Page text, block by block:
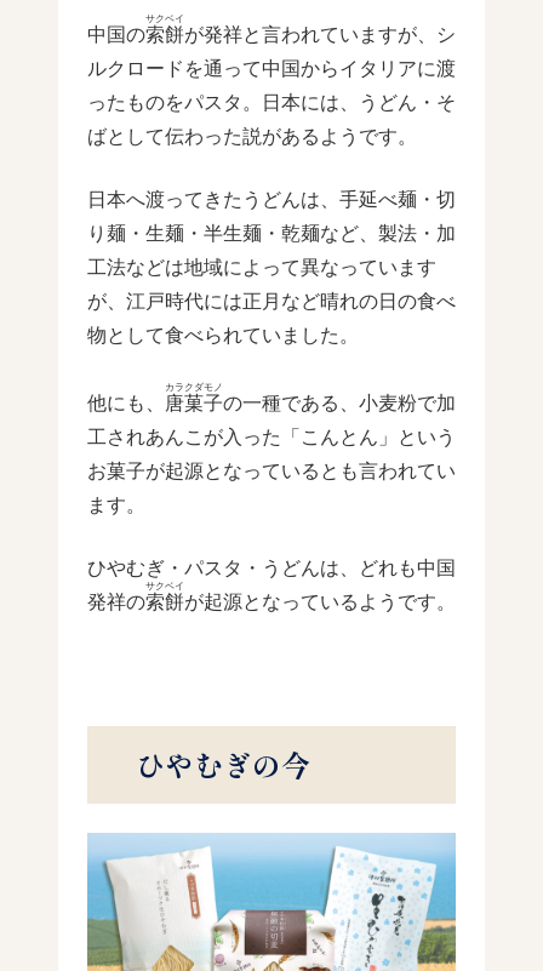
中国の索餅
サクベイ
が発祥と言われていますが、シ
ルクロードを通って中国からイタリアに渡
ったものをパスタ。日本には、うどん・そ
ばとして伝わった説があるようです。
日本へ渡ってきたうどんは、手延べ麺・切
り麺・生麺・半生麺・乾麺など、製法・加
工法などは地域によって異なっています
が、江戸時代には正月など晴れの日の食べ
物として食べられていました。
他にも、 唐菓子
カラクダモノ
の一種である、小麦粉で加
工されあんこが入った「こんとん」という
お菓子が起源となっているとも言われてい
ます。
ひやむぎ・パスタ・うどんは、どれも中国
発祥の索餅
サクベイ
が起源となっているようです。
ひやむぎの今